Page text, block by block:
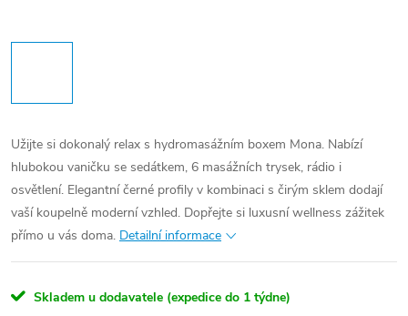
Užijte si dokonalý relax s hydromasážním boxem Mona. Nabízí
hlubokou vaničku se sedátkem, 6 masážních trysek, rádio i
osvětlení. Elegantní černé profily v kombinaci s čirým sklem dodají
vaší koupelně moderní vzhled. Dopřejte si luxusní wellness zážitek
přímo u vás doma. Detailní informace
Skladem u dodavatele (expedice do 1 týdne)